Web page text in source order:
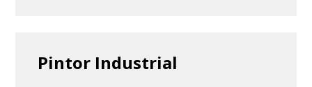
Pintor Industrial